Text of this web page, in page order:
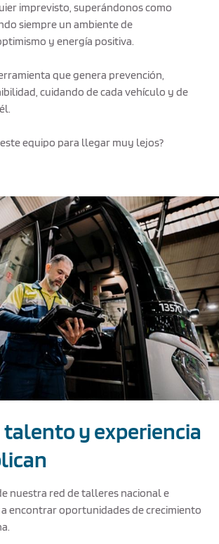
imprevisto, superándonos como
siempre un ambiente de
y energía positiva.
que genera prevención,
cuidando de cada vehículo y de
equipo para llegar muy lejos?
talento y experiencia
nuestra red de talleres nacional e
encontrar oportunidades de crecimiento